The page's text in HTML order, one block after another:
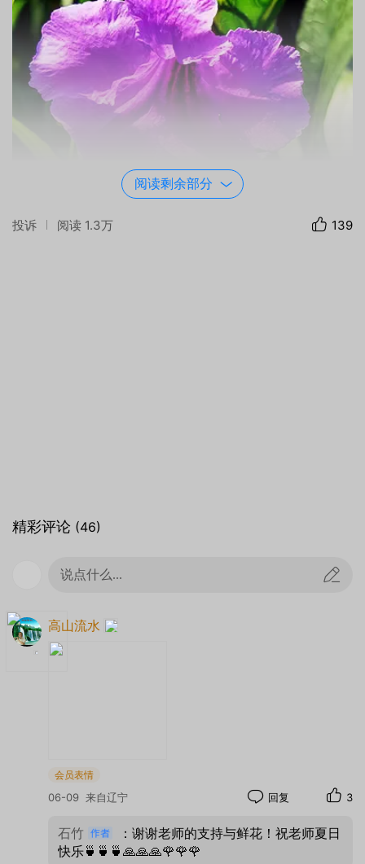
阅读剩余部分
投诉 阅读 1.3万 139
精彩评论 (46)
说点什么...
高山流水
会员表情
06-09 来自辽宁 回复 3
石竹
：谢谢老师的支持与鲜花！祝老师夏日
快乐🍵🍵🍵🙏🙏🙏🌹🌹🌹